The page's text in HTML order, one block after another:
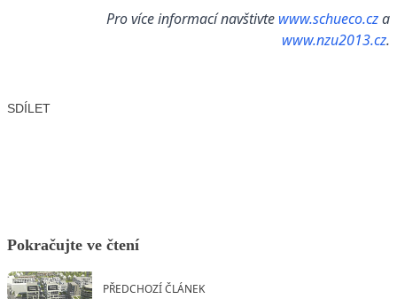
Pro více informací navštivte www.schueco.cza
www.nzu2013.cz.
SDÍLET
Pokračujte ve čtení
PŘEDCHOZÍ ČLÁNEK